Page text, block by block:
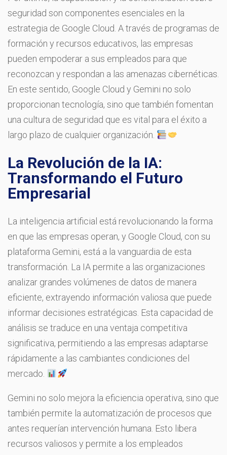
seguridad son componentes esenciales en la
estrategia de Google Cloud. A través de programas de
formación y recursos educativos, las empresas
pueden empoderar a sus empleados para que
reconozcan y respondan a las amenazas cibernéticas.
En este sentido, Google Cloud y Gemini no solo
proporcionan tecnología, sino que también fomentan
una cultura de seguridad que es vital para el éxito a
largo plazo de cualquier organización.
La Revolución de la IA:
Transformando el Futuro
Empresarial
La inteligencia artificial está revolucionando la forma
en que las empresas operan, y Google Cloud, con su
plataforma Gemini, está a la vanguardia de esta
transformación. La IA permite a las organizaciones
analizar grandes volúmenes de datos de manera
eficiente, extrayendo información valiosa que puede
informar decisiones estratégicas. Esta capacidad de
análisis se traduce en una ventaja competitiva
significativa, permitiendo a las empresas adaptarse
rápidamente a las cambiantes condiciones del
mercado.
Gemini no solo mejora la eficiencia operativa, sino que
también permite la automatización de procesos que
antes requerían intervención humana. Esto libera
recursos valiosos y permite a los empleados